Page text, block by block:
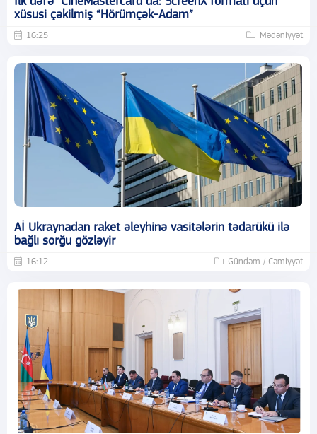
xüsusi çəkilmiş “Hörümçək-Adam”
16:25 Mədəniyyət
Aİ Ukraynadan raket əleyhinə vasitələrin tədarükü ilə
bağlı sorğu gözləyir
16:12 Gündəm / Cəmiyyət